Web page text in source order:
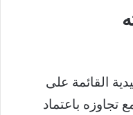
القائمة على
تجاوزه باعتماد